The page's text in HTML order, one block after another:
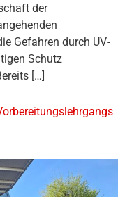
der
Gefahren durch UV-
Schutz
[…]